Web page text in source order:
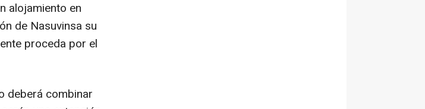
alojamiento en
de Nasuvinsa su
proceda por el
deberá combinar